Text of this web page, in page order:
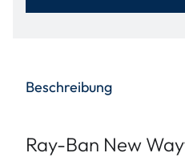
Beschreibung
Ray-Ban New